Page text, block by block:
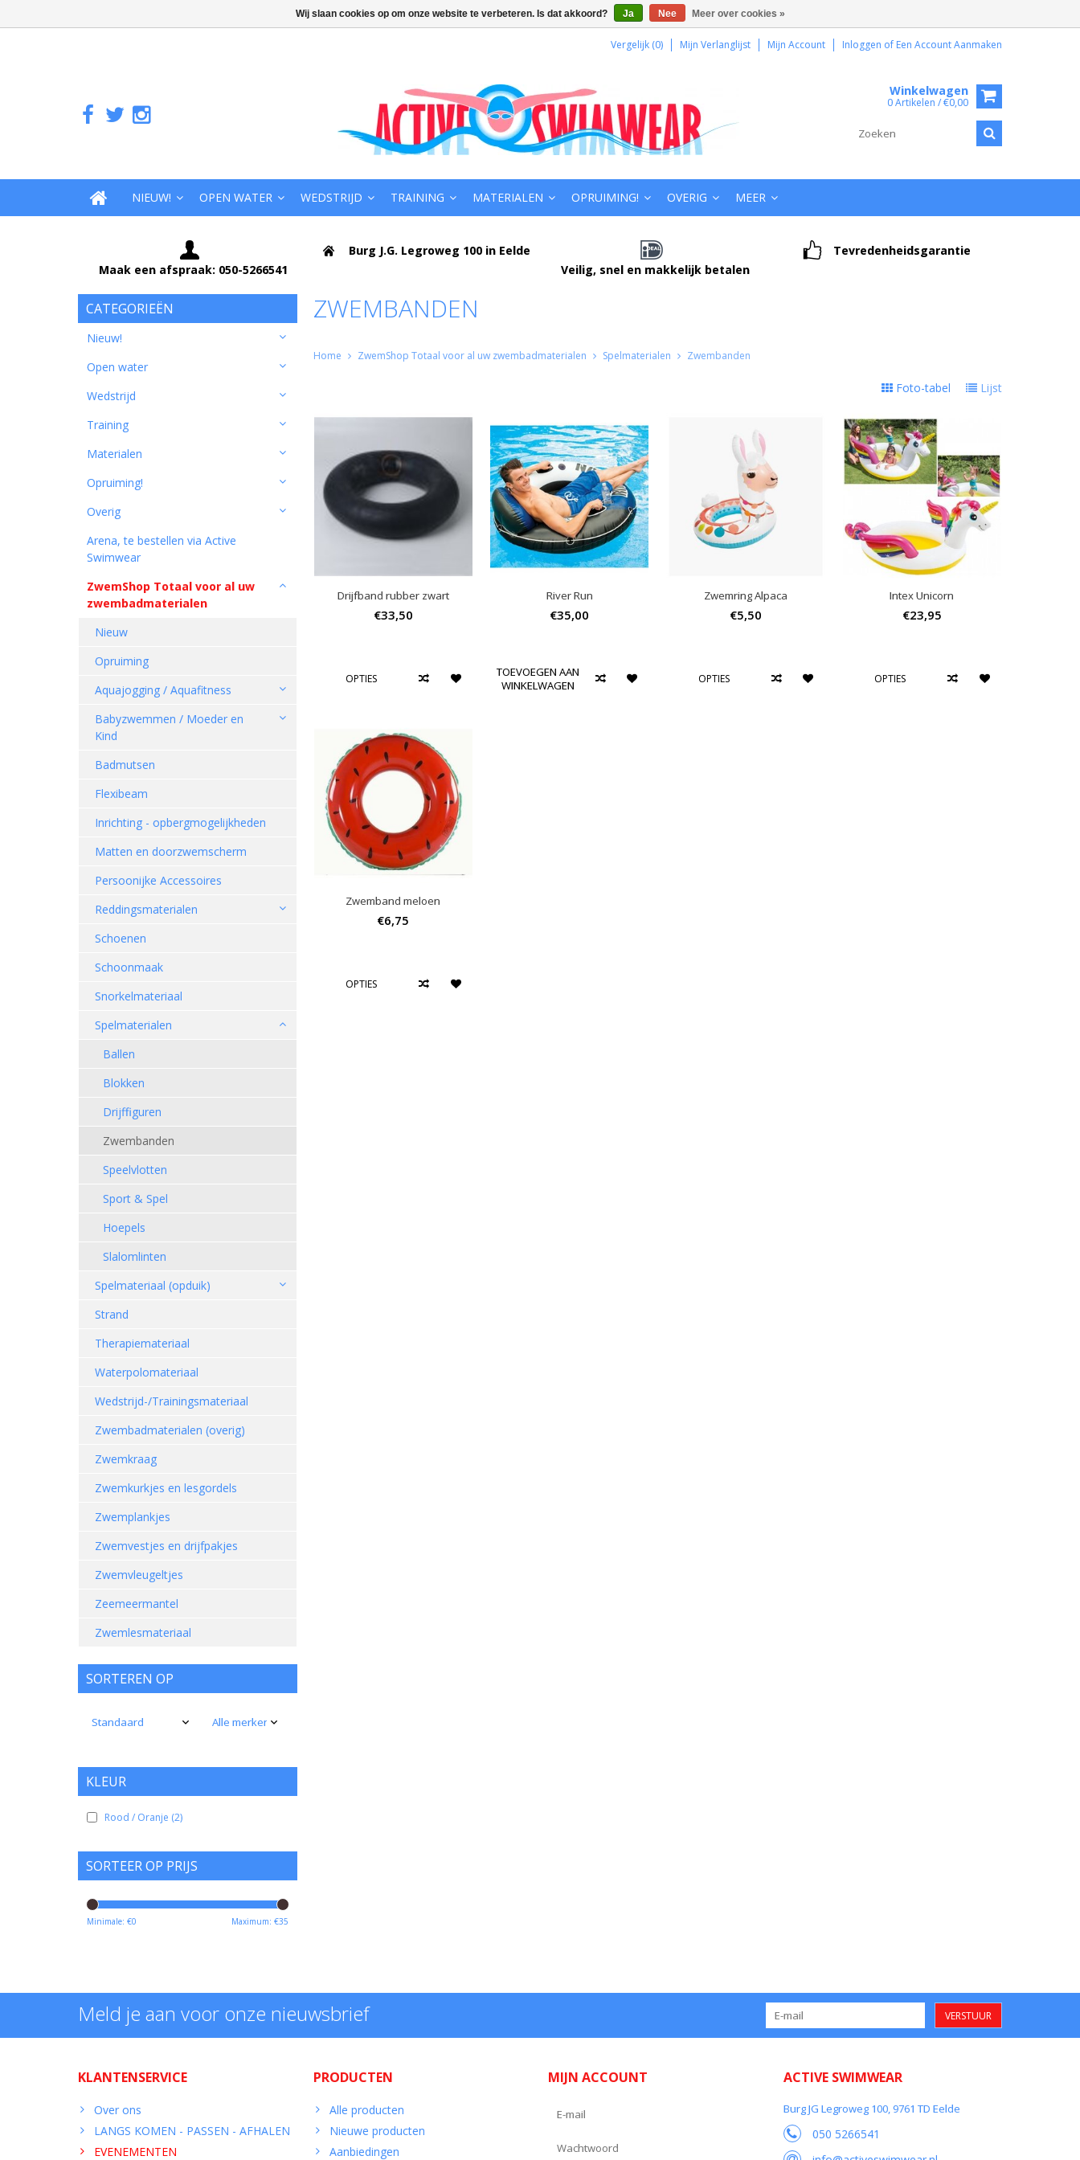
Vergelijk (0) Mijn Verlanglijst Mijn Account Inloggen of Een Account Aanmaken
Winkelwagen
0 Artikelen / €0,00
NIEUW! OPEN WATER WEDSTRIJD TRAINING MATERIALEN OPRUIMING! OVERIG MEER
Maak een afspraak: 050-5266541
Burg J.G. Legroweg 100 in Eelde
Veilig, snel en makkelijk betalen
Tevredenheidsgarantie
CATEGORIEËN
Nieuw!
Open water
Wedstrijd
Training
Materialen
Opruiming!
Overig
Arena, te bestellen via Active
Swimwear
ZwemShop Totaal voor al uw
zwembadmaterialen
Nieuw
Opruiming
Aquajogging / Aquafitness
Babyzwemmen / Moeder en
Kind
Badmutsen
Flexibeam
Inrichting - opbergmogelijkheden
Matten en doorzwemscherm
Persoonijke Accessoires
Reddingsmaterialen
Schoenen
Schoonmaak
Snorkelmateriaal
Spelmaterialen
Ballen
Blokken
Drijffiguren
Zwembanden
Speelvlotten
Sport & Spel
Hoepels
Slalomlinten
Spelmateriaal (opduik)
Strand
Therapiemateriaal
Waterpolomateriaal
Wedstrijd-/Trainingsmateriaal
Zwembadmaterialen (overig)
Zwemkraag
Zwemkurkjes en lesgordels
Zwemplankjes
Zwemvestjes en drijfpakjes
Zwemvleugeltjes
Zeemeermantel
Zwemlesmateriaal
SORTEREN OP
KLEUR
Rood / Oranje (2)
SORTEER OP PRIJS
Minimale: €0 Maximum: €35
ZWEMBANDEN
Home ZwemShop Totaal voor al uw zwembadmaterialen Spelmaterialen Zwembanden
Foto-tabel Lijst
Drijfband rubber zwart
€33,50
OPTIES
River Run
€35,00
TOEVOEGEN AAN
WINKELWAGEN
Zwemring Alpaca
€5,50
OPTIES
Intex Unicorn
€23,95
OPTIES
Zwemband meloen
€6,75
OPTIES
Meld je aan voor onze nieuwsbrief VERSTUUR
KLANTENSERVICE
Over ons
LANGS KOMEN - PASSEN - AFHALEN
EVENEMENTEN
PRODUCTEN
Alle producten
Nieuwe producten
Aanbiedingen
MIJN ACCOUNT ACTIVE SWIMWEAR
Burg JG Legroweg 100, 9761 TD Eelde
050 5266541
Wij slaan cookies op om onze website te verbeteren. Is dat akkoord? Ja Nee Meer over cookies »